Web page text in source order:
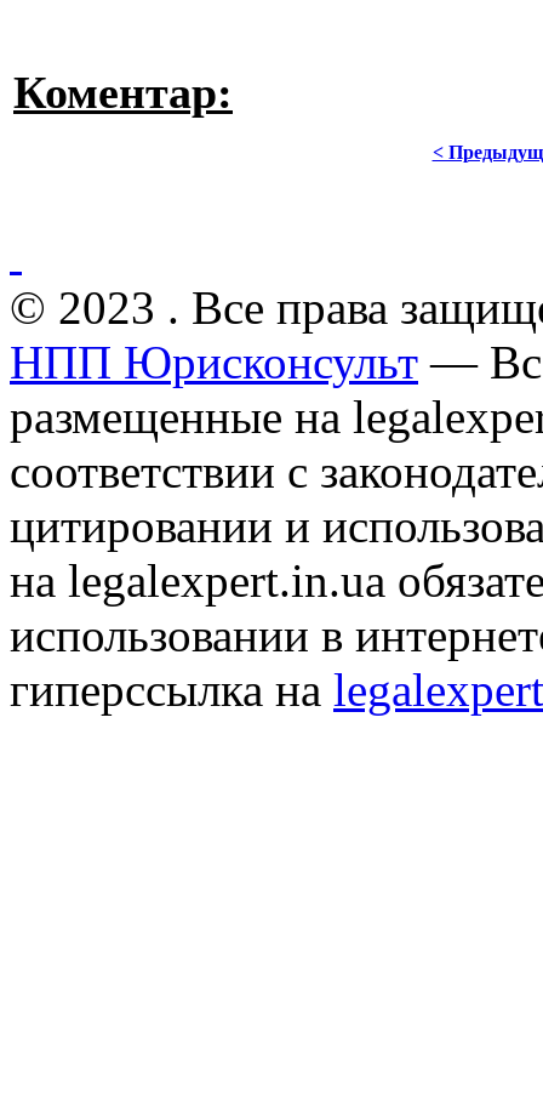
Коментар:
<
© 2023 . Все права
НПП Юрисконсульт —
размещенные на
соответствии с
цитировании и
на legalexpert.in.ua
использовании в
гиперссылка на